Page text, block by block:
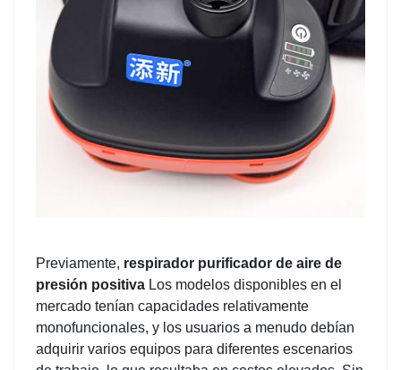
Previamente, respirador purificador de aire de
presión positiva Los modelos disponibles en el
mercado tenían capacidades relativamente
monofuncionales, y los usuarios a menudo debían
adquirir varios equipos para diferentes escenarios